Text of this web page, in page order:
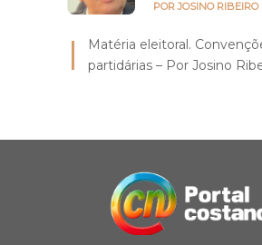
POR JOSINO RIBEIRO
Matéria eleitoral.
partidárias – Por Josino